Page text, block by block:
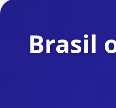
Brasil